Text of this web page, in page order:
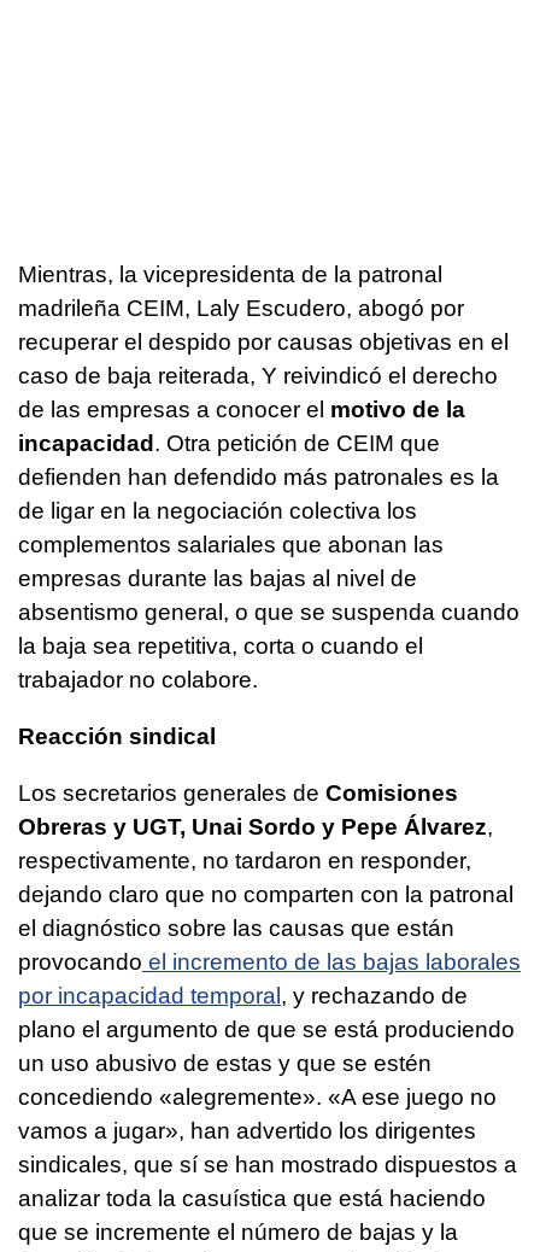
Mientras, la vicepresidenta de la patronal
madrileña CEIM, Laly Escudero, abogó por
recuperar el despido por causas objetivas en el
caso de baja reiterada, Y reivindicó el derecho
de las empresas a conocer el motivo de la
incapacidad . Otra petición de CEIM que
defienden han defendido más patronales es la
de ligar en la negociación colectiva los
complementos salariales que abonan las
empresas durante las bajas al nivel de
absentismo general, o que se suspenda cuando
la baja sea repetitiva, corta o cuando el
trabajador no colabore.
Reacción sindical
Los secretarios generales de Comisiones
Obreras y UGT, Unai Sordo y Pepe Álvarez,
respectivamente, no tardaron en responder,
dejando claro que no comparten con la patronal
el diagnóstico sobre las causas que están
provocando el incremento de las bajas laborales
por incapacidad temporal , y rechazando de
plano el argumento de que se está produciendo
un uso abusivo de estas y que se estén
concediendo «alegremente». «A ese juego no
vamos a jugar», han advertido los dirigentes
sindicales, que sí se han mostrado dispuestos a
analizar toda la casuística que está haciendo
que se incremente el número de bajas y la